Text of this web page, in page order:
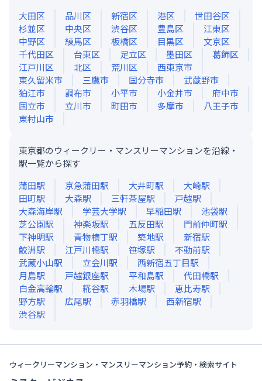
大田区
品川区 新宿区 港区
世田谷区
杉並区
中央区 渋谷区 豊島区
江東区
中野区
練馬区 板橋区 目黒区
文京区
千代田区
台東区 足立区 墨田区
葛飾区
江戸川区
北区 荒川区
西東京市
東久留米市
三鷹市 国分寺市
武蔵野市
狛江市
調布市 小平市 小金井市
府中市
国立市
立川市 町田市 多摩市
八王子市
東村山市
東京都のウィークリー・マンスリーマンションを沿線・
駅一覧から探す
蒲田駅 京急蒲田駅 大井町駅 大崎駅
田町駅 大森駅 三軒茶屋駅 戸越駅
大森海岸駅 学芸大学駅 早稲田駅 池袋駅
芝公園駅 神楽坂駅 五反田駅 門前仲町駅
下神明駅 青物横丁駅 築地駅 新宿駅
鮫洲駅 江戸川橋駅 笹塚駅 不動前駅
武蔵小山駅 立会川駅 西新宿五丁目駅
月島駅 戸越銀座駅 平和島駅 代田橋駅
白金高輪駅 糀谷駅 木場駅 恵比寿駅
野方駅 広尾駅 赤羽橋駅 西新宿駅
渋谷駅
ウィークリーマンション・マンスリーマンション予約・検索サイト